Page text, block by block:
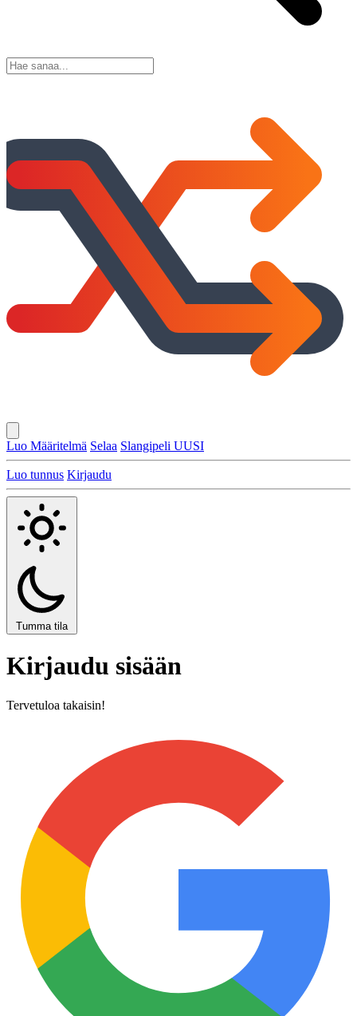
Luo Määritelmä Selaa Slangipeli UUSI
Luo tunnus Kirjaudu
Tumma tila
Kirjaudu sisään
Tervetuloa takaisin!